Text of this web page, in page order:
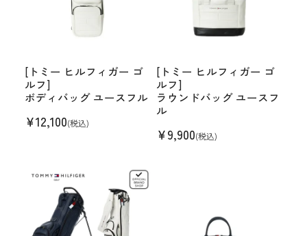
[トミー ヒルフィガー ゴ
ルフ]
ボディバッグ ユースフル
¥12,100(税込)
[トミー ヒルフィガー ゴ
ルフ]
ラウンドバッグ ユースフ
ル
¥9,900(税込)